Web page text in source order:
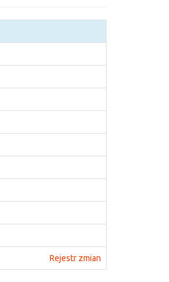
Rejestr zmian